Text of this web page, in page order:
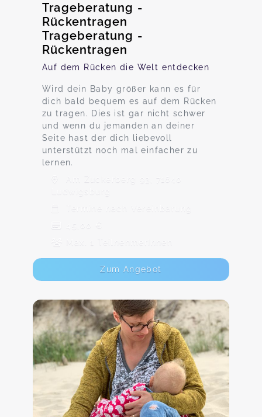
Trageberatung -
Rückentragen
Trageberatung -
Rückentragen
Auf dem Rücken die Welt entdecken
Wird dein Baby größer kann es für
dich bald bequem es auf dem Rücken
zu tragen. Dies ist gar nicht schwer
und wenn du jemanden an deiner
Seite hast der dich liebevoll
unterstützt noch mal einfacher zu
lernen.
Am Zuckerberg 93, 71640
Termine nach Vereinbarung
45,00 €
Max. 1 TeilnehmerInnen
Zum Angebot